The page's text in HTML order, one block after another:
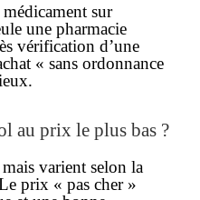
sur
une pharmacie
vérification d’une
« sans ordonnance
au prix le plus bas ?
varient selon la
prix « pas cher »